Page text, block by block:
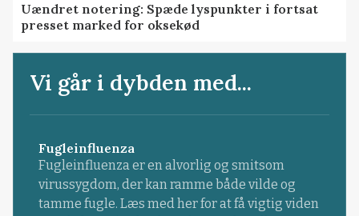
Uændret notering: Spæde lyspunkter i fortsat
presset marked for oksekød
Vi går i dybden med...
Fugleinfluenza
Fugleinfluenza er en alvorlig og smitsom
virussygdom, der kan ramme både vilde og
tamme fugle. Læs med her for at få vigtig viden